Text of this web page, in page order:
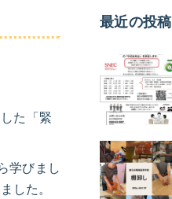
た「緊
学びまし
した。
最近の投稿